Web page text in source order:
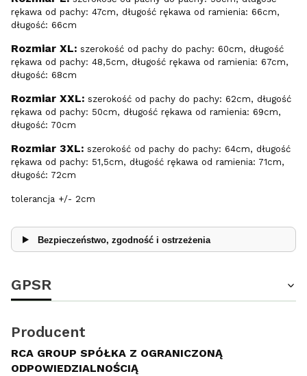
rękawa od pachy: 47cm, długość rękawa od ramienia: 66cm,
długość: 66cm
Rozmiar XL: szerokość od pachy do pachy: 60cm, długość
rękawa od pachy: 48,5cm, długość rękawa od ramienia: 67cm,
długość: 68cm
Rozmiar XXL: szerokość od pachy do pachy: 62cm, długość
rękawa od pachy: 50cm, długość rękawa od ramienia: 69cm,
długość: 70cm
Rozmiar 3XL: szerokość od pachy do pachy: 64cm, długość
rękawa od pachy: 51,5cm, długość rękawa od ramienia: 71cm,
długość: 72cm
tolerancja +/- 2cm
Bezpieczeństwo, zgodność i ostrzeżenia
GPSR
Producent
RCA GROUP SPÓŁKA Z OGRANICZONĄ
ODPOWIEDZIALNOŚCIĄ